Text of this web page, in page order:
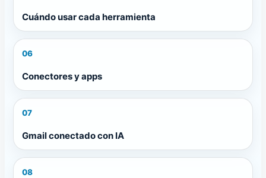
Cuándo usar cada herramienta
06
Conectores y apps
07
Gmail conectado con IA
08